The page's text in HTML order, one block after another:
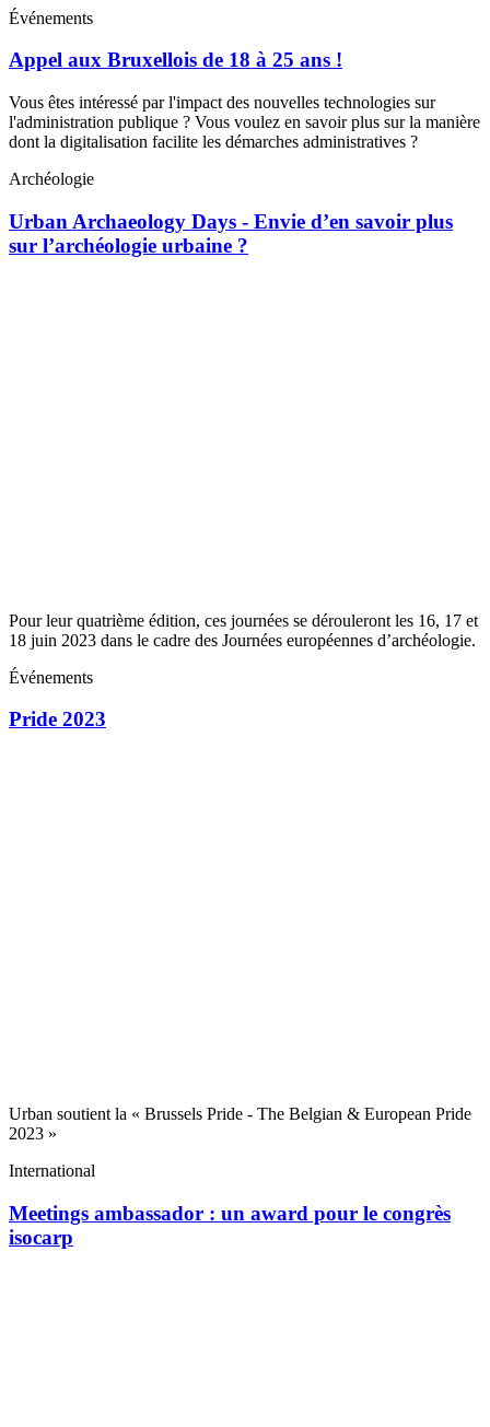
Événements
Appel aux Bruxellois de 18 à 25 ans !
Vous êtes intéressé par l'impact des nouvelles technologies sur
l'administration publique ? Vous voulez en savoir plus sur la manière
dont la digitalisation facilite les démarches administratives ?
Archéologie
Urban Archaeology Days - Envie d’en savoir plus
sur l’archéologie urbaine ?
Pour leur quatrième édition, ces journées se dérouleront les 16, 17 et
18 juin 2023 dans le cadre des Journées européennes d’archéologie.
Événements
Pride 2023
Urban soutient la « Brussels Pride - The Belgian & European Pride
2023 »
International
Meetings ambassador : un award pour le congrès
isocarp